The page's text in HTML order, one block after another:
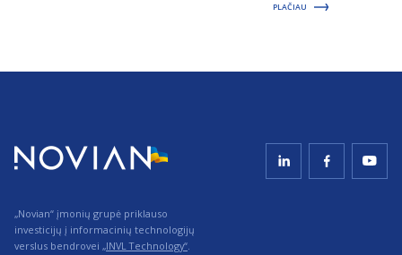
PLAČIAU
„Novian“ įmonių grupė priklauso
investicijų į informacinių technologijų
verslus bendrovei „INVL Technology“